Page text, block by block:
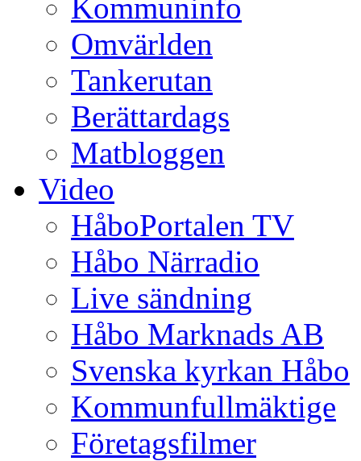
Kommuninfo
Omvärlden
Tankerutan
Berättardags
Matbloggen
Video
HåboPortalen TV
Håbo Närradio
Live sändning
Håbo Marknads AB
Svenska kyrkan Håbo
Kommunfullmäktige
Företagsfilmer